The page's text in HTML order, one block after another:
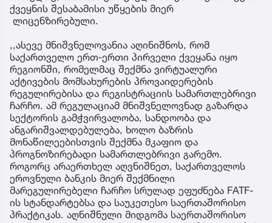
ქვეყნის შესაბამისი უწყების მიერ
ლიცენზირებული.
,,ასევე მნიშვნელოვანია აღინიშნოს, რომ
საქართველო ერთ-ერთი პირველი ქვეყანა იყო
რეგიონში, რომელმაც შექმნა ვირტუალური
აქტივების მომსახურების პროვაიდერების
რეგულირებისა და რეგისტრაციის სამართლებრივი
ჩარჩო. ამ რეგულაციამ მნიშვნელოვნად გაზარდა
სექტორის გამჭვირვალობა, სანდოობა და
ანგარიშვალდებულება, ხოლო ბაზრის
მონაწილეებისთვის შექმნა მკაფიო და
პროგნოზირებადი სამართლებრივი გარემო.
როგორც არაერთხელ აღვნიშნეთ, საქართველოს
ეროვნული ბანკის მიერ შექმნილი
მარეგულირებელი ჩარჩო სრულად ეფუძნება FATF-
ის სტანდარტებსა და საუკეთესო საერთაშორისო
პრაქტიკას. აღნიშნული მიდგომა საერთაშორისო